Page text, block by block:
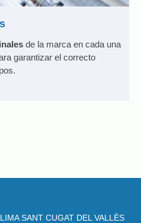
de la marca en cada una
garantizar el correcto
SANT CUGAT DEL VALLÈS